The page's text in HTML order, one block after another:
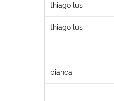
thiago lus
thiago lus
bianca